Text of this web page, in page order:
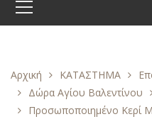
Αρχική ΚΑΤΑΣΤΗΜΑ
Δώρα Αγίου Βαλεντίνου
Προσωποποιημένο Κερί